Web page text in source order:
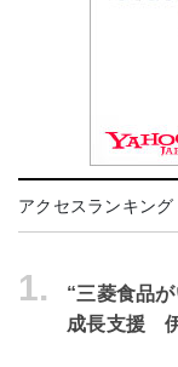
アクセスランキング
1.
“三菱食品
成長支援